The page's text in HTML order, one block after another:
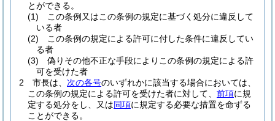
とができる。
(1)
この条例又はこの条例の規定に基づく処分に違反して
いる者
(2)
この条例の規定による許可に付した条件に違反してい
る者
(3)
偽りその他不正な手段によりこの条例の規定による許
可を受けた者
2
市長は、 次の各号のいずれかに該当する場合においては、
この条例の規定による許可を受けた者に対して、 前項に規
定する処分をし、又は同項に規定する必要な措置を命ずる
ことができる。